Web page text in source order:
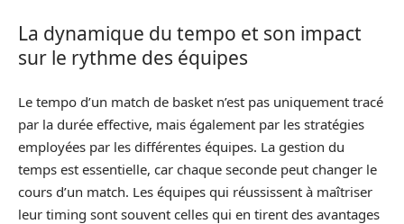
La dynamique du tempo et son impact
sur le rythme des équipes
Le tempo d’un match de basket n’est pas uniquement tracé
par la durée effective, mais également par les stratégies
employées par les différentes équipes. La gestion du
temps est essentielle, car chaque seconde peut changer le
cours d’un match. Les équipes qui réussissent à maîtriser
leur timing sont souvent celles qui en tirent des avantages